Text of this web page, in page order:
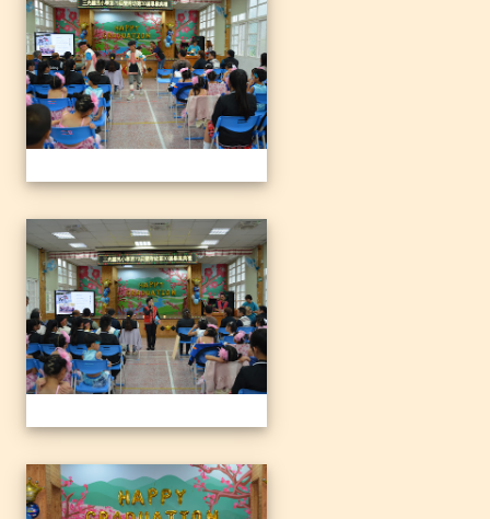
1140612三光國小79屆暨附
1140612三光國小79屆暨附